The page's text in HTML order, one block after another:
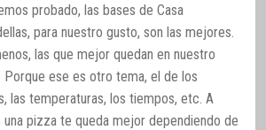
probado, las bases de Casa
para nuestro gusto, son las mejores.
las que mejor quedan en nuestro
Porque ese es otro tema, el de los
las temperaturas, los tiempos, etc. A
una pizza te queda mejor dependiendo de